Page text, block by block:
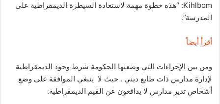
Kihlbom: “هذه خطوة مهمة لاستعادة السيطرة الديمقراطية على
المدرسة”.
أقرأ أيضاً
ومن بين الإجراءات التي وضعتها الحكومة شرط وجود الديمقراطية
لإدارة مدارس ذات طابع ديني . حيث لا ينبغي الموافقة على وضع
أشخاص تدير مدارس لا يدافعون عن القيم الديمقراطية.